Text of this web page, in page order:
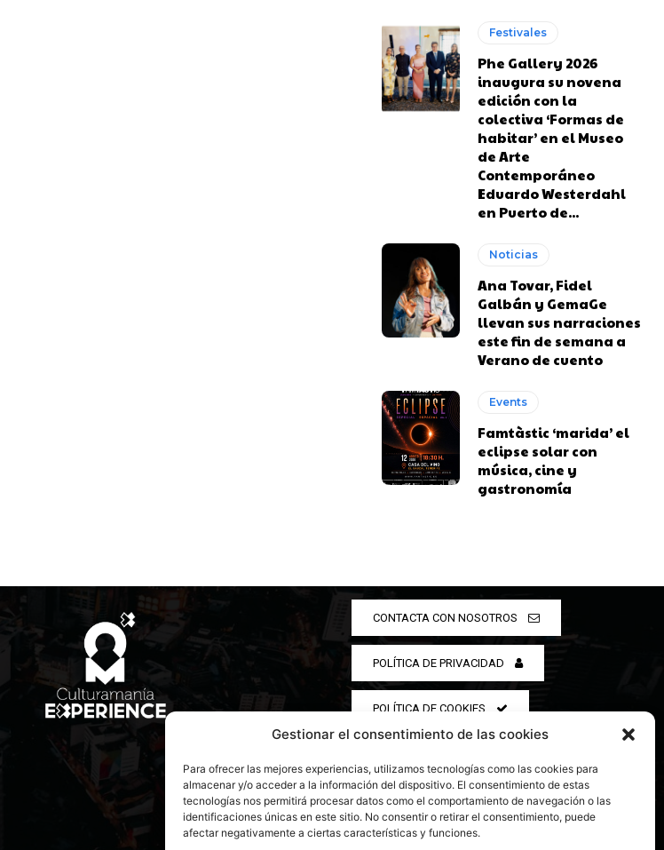
Gestionar el consentimiento de las cookies
Para ofrecer las mejores experiencias, utilizamos tecnologías como las cookies para
almacenar y/o acceder a la información del dispositivo. El consentimiento de estas
tecnologías nos permitirá procesar datos como el comportamiento de navegación o las
identificaciones únicas en este sitio. No consentir o retirar el consentimiento, puede
afectar negativamente a ciertas características y funciones.
Festivales
Phe Gallery 2026
inaugura su novena
edición con la
colectiva ‘Formas de
habitar’ en el Museo
de Arte
Contemporáneo
Eduardo Westerdahl
en Puerto de...
Noticias
Ana Tovar, Fidel
Galbán y GemaGe
llevan sus narraciones
este fin de semana a
Verano de cuento
Events
Famtàstic ‘marida’ el
eclipse solar con
música, cine y
gastronomía
CONTACTA CON NOSOTROS
POLÍTICA DE PRIVACIDAD
POLÍTICA DE COOKIES